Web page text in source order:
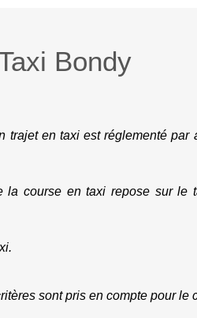
Bondy
trajet en taxi est réglementé
la course en taxi repose sur le
sont pris en compte pour le